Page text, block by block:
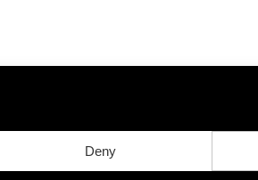
Deny